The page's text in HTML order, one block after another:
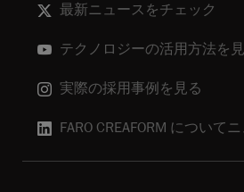
最新ニュースをチェック
テクノロジーの活用方法を
実際の採用事例を見る
FARO CREAFORM について